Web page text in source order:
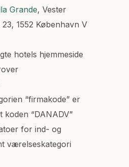
Grande, Vester
23, 1552 København V
hotels hjemmeside
“firmakode” er
“DANADV”
for ind- og
værelseskategori